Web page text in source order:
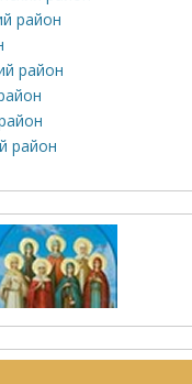
район
район
район